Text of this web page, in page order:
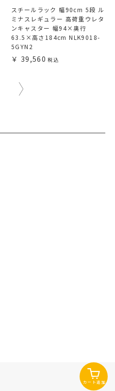
スチールラック 幅90cm 5段 ル
ミナスレギュラー 高荷重ウレタ
ンキャスター 幅94×奥行
63.5×高さ184cm NLK9018-
5GYN2
39,560
カート追加